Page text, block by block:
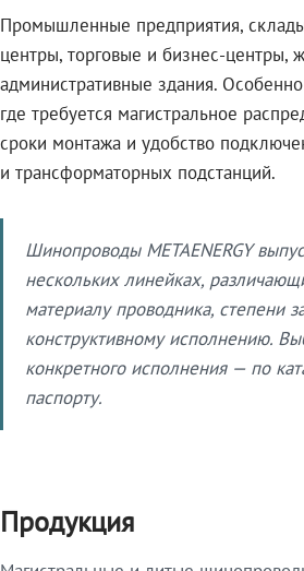
Промышленные предприятия,
центры, торговые и бизнес-центры,
административные здания.
где требуется магистральное
сроки монтажа и удобство
и трансформаторных подстанций.
Шинопроводы METAENERGY
нескольких линейках,
материалу проводника, степени
конструктивному исполнению.
конкретного исполнения — по
паспорту.
Продукция